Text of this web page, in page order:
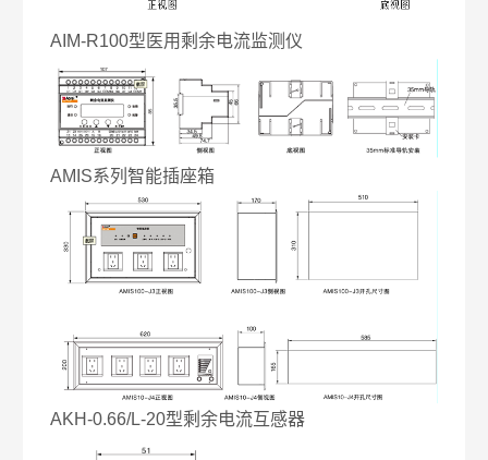
AIM-R100型医用剩余电流监测仪
AMIS系列智能插座箱
AKH-0.66/L-20型剩余电流互感器